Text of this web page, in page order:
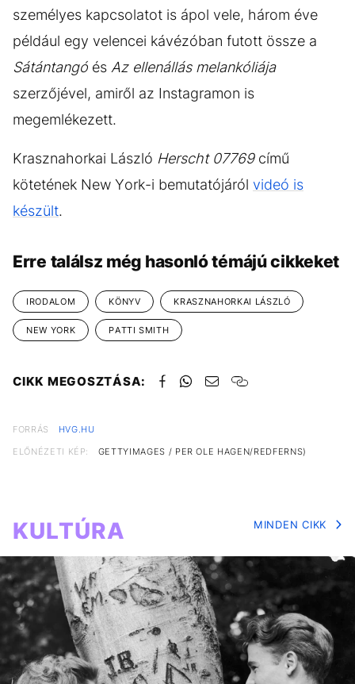
személyes kapcsolatot is ápol vele, három éve
például egy velencei kávézóban futott össze a
Sátántangó és Az ellenállás melankóliája
szerzőjével, amiről az Instagramon is
megemlékezett.
Krasznahorkai László Herscht 07769című
kötetének New York-i bemutatójáról videó is
készült.
Erre találsz még hasonló témájú cikkeket
IRODALOM KÖNYV KRASZNAHORKAI LÁSZLÓ
NEW YORK PATTI SMITH
CIKK MEGOSZTÁSA:
FORRÁS
HVG.HU
ELŐNÉZETI KÉP:
GETTYIMAGES / PER OLE HAGEN/REDFERNS)
KULTÚRA MINDEN CIKK